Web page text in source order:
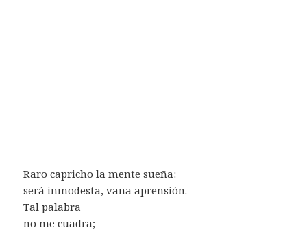
Raro capricho la mente sueña:
será inmodesta, vana aprensión.
Tal palabra
no me cuadra;